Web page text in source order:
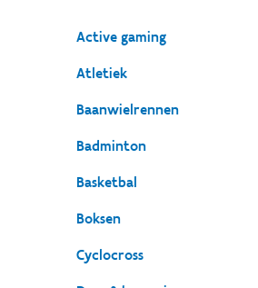
Active gaming
Atletiek
Baanwielrennen
Badminton
Basketbal
Boksen
Cyclocross